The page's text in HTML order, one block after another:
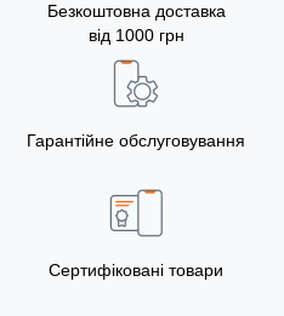
Безкоштовна доставка
від 1000 грн
Гарантійне обслуговування
Сертифіковані товари